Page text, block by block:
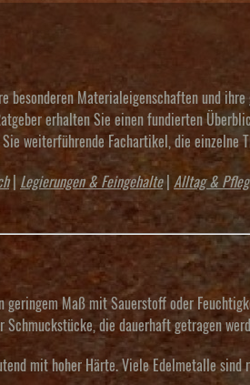
besonderen Materialeigenschaften und
erhalten Sie einen fundierten
weiterführende Fachartikel, die einzelne
| Legierungen & Feingehalte| Alltag &
Maß mit Sauerstoff oder
die dauerhaft getragen
mit hoher Härte. Viele Edelmetalle sind